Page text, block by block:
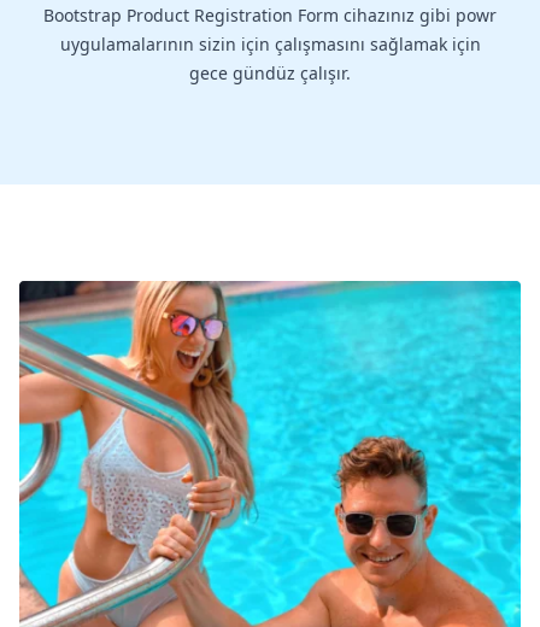
Bootstrap Product Registration Form cihazınız gibi powr
uygulamalarının sizin için çalışmasını sağlamak için
gece gündüz çalışır.